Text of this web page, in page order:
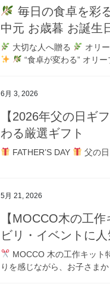
毎日の食卓を彩
中元 お歳暮 お誕生
大切な人へ贈る
オリ
“食卓が変わる” オリ
6月 3, 2026
【2026年父の日ギ
わる厳選ギフト
FATHER’S DAY 父の
5月 21, 2026
【MOCCO木の工
ビリ・イベントに
MOCCO 木の工作キット
りを感じながら、お子さま